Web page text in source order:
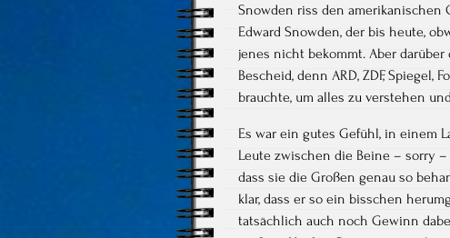
Snowden riss den amerikanischen
Edward Snowden, der bis heute,
jenes nicht bekommt. Aber
Bescheid, denn ARD, ZDF,
brauchte, um alles zu verstehen
Es war ein gutes Gefühl, in einem
Leute zwischen die Beine – sorry
dass sie die Großen genau so
klar, dass er so ein bisschen
tatsächlich auch noch Gewinn